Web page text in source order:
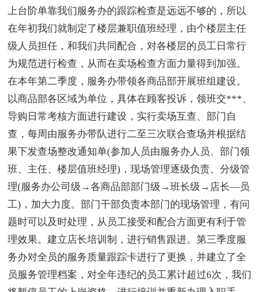
上台阶单靠我们服务办的跟踪检查是远远不够的，所以
在年初我们就制定了楼层兼职值班经理，由个楼层主任
级人员担任，和我们共同配合，对各楼层的员工日常行
为规范进行检查，从而在卖场检查方面力量得到加强。
在本年第二季度，服务办带领各商品部开展班组建设。
以商品部各区域为单位，具体在顾客投诉，领班交***、
导购日常考核方面进行建设，实行卖场互查、部门自
查，每周由服务办带队进行二至三次联合查场并根据结
果下发查场整改通知单(参加人员由服务办人员、部门领
班、主任、楼层值班经理)，现场管理逐级负责、分级管
理(服务办公司级→各商品部部门级→班长级→店长—员
工)，加大力度。部门干部负责本部门的现场管理，有问
题时可以及时处理，从员工接受和配合方面更有利于管
理效果。建立店长培训制，进行销售跟进。第三季度服
务办对全员的服务质量跟踪卡进行了更换，并建立了全
员服务管理档案，对全年违纪的员工累计超过6次，我们